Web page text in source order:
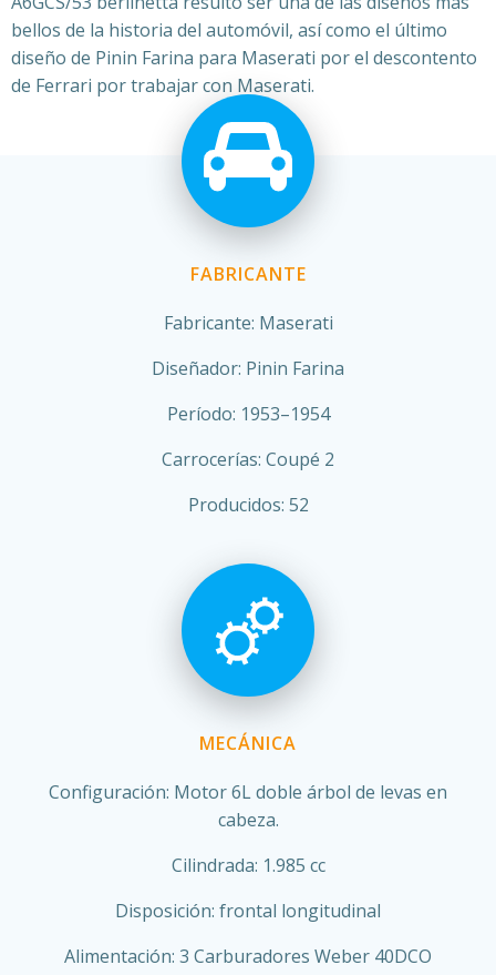
bellos de la historia del automóvil, así como el último
diseño de Pinin Farina para Maserati por el descontento
de Ferrari por trabajar con Maserati.
FABRICANTE
Fabricante: Maserati
Diseñador: Pinin Farina
Período: 1953–1954
Carrocerías: Coupé 2
Producidos: 52
MECÁNICA
Configuración: Motor 6L doble árbol de levas en
cabeza.
Cilindrada: 1.985 cc
Disposición: frontal longitudinal
Alimentación: 3 Carburadores Weber 40DCO